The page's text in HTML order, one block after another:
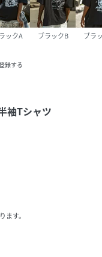
ックA ブラックB ブラ
録する
袖Tシャツ
す。